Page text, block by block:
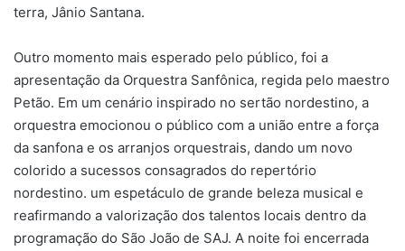
terra, Jânio Santana.
Outro momento mais esperado pelo público, foi a
apresentação da Orquestra Sanfônica, regida pelo maestro
Petão. Em um cenário inspirado no sertão nordestino, a
orquestra emocionou o público com a união entre a força
da sanfona e os arranjos orquestrais, dando um novo
colorido a sucessos consagrados do repertório
nordestino. um espetáculo de grande beleza musical e
reafirmando a valorização dos talentos locais dentro da
programação do São João de SAJ. A noite foi encerrada